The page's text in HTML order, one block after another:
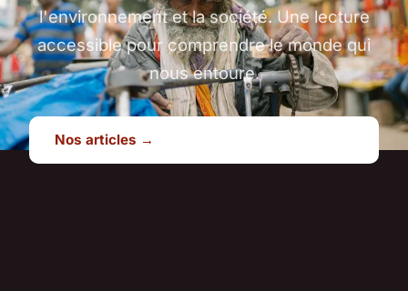
l'environnement et la société. Une lecture
accessible pour comprendre le monde qui
nous entoure.
Nos articles →